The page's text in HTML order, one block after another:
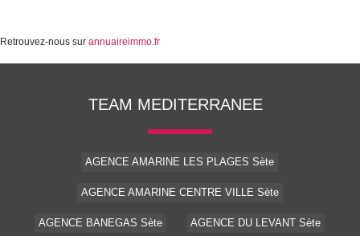
Retrouvez-nous sur annuaireimmo.fr
TEAM MEDITERRANEE
AGENCE AMARINE LES PLAGES Sète
AGENCE AMARINE CENTRE VILLE Sète
AGENCE BANEGAS Sète AGENCE DU LEVANT Sète